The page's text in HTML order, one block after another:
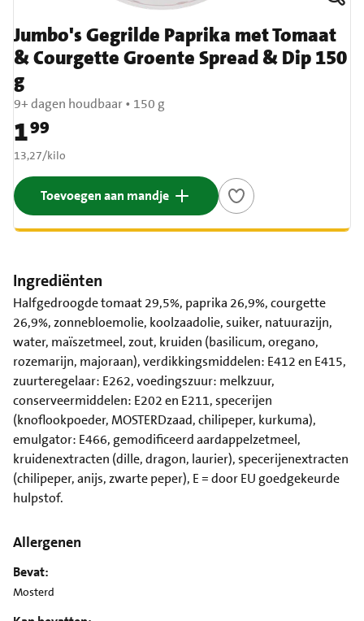
Jumbo's Gegrilde Paprika met Tomaat
& Courgette Groente Spread & Dip 150
g
9+ dagen houdbaar• 150 g
Prijs: € 1,99
199
€ 13,27 per kilo
13,27/kilo
Toevoegen aan mandje
Ingrediënten
Halfgedroogde tomaat 29,5%, paprika 26,9%, courgette
26,9%, zonnebloemolie, koolzaadolie, suiker, natuurazijn,
water, maïszetmeel, zout, kruiden (basilicum, oregano,
rozemarijn, majoraan), verdikkingsmiddelen: E412 en E415,
zuurteregelaar: E262, voedingszuur: melkzuur,
conserveermiddelen: E202 en E211, specerijen
(knoflookpoeder, MOSTERDzaad, chilipeper, kurkuma),
emulgator: E466, gemodificeerd aardappelzetmeel,
kruidenextracten (dille, dragon, laurier), specerijenextracten
(chilipeper, anijs, zwarte peper), E = door EU goedgekeurde
hulpstof.
Allergenen
Bevat:
Mosterd